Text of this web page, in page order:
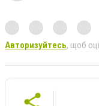
Авторизуйтесь, щоб